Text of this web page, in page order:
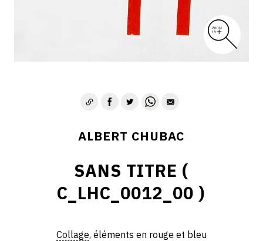
ALBERT CHUBAC
SANS TITRE (
C_LHC_0012_00 )
Collage, éléments en rouge et bleu